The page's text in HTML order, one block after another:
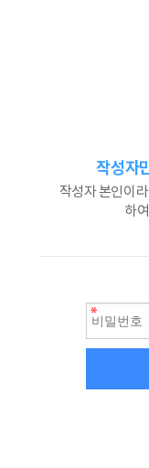
작성자
작성자 본인이
하